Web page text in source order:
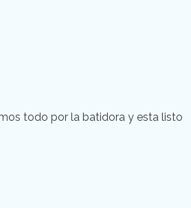
todo por la batidora y esta listo